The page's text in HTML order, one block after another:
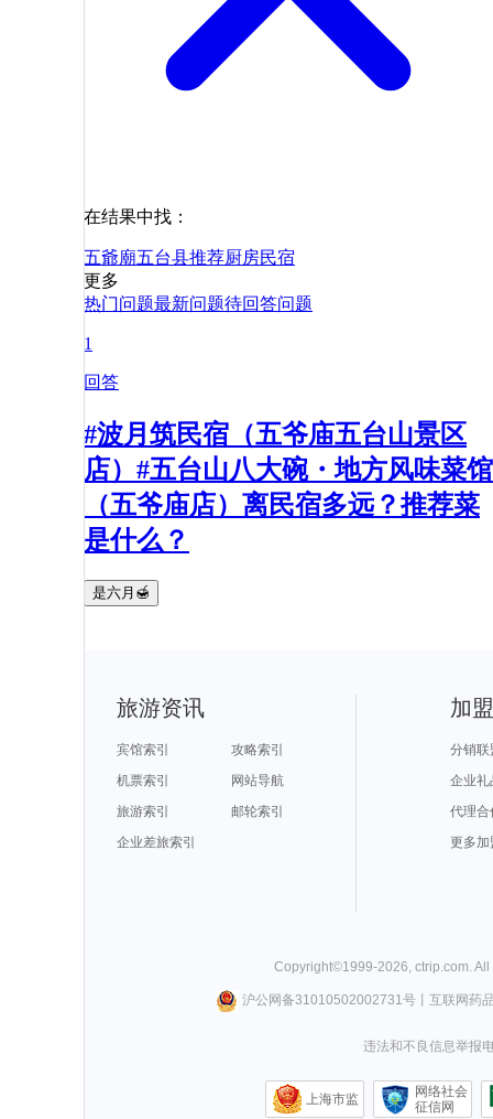
在结果中找：
五爺廟五台县推荐厨房民宿
更多
热门问题最新问题待回答问题
1
回答
#波月筑民宿（五爷庙五台山景区
店）#五台山八大碗・地方风味菜馆
（五爷庙店）离民宿多远？推荐菜
是什么？
是六月🍯
旅游资讯
宾馆索引
攻略索引
机票索引
网站导航
旅游索引
邮轮索引
企业差旅索引
加
分销联
企业礼
代理合
更多加
Copyright©1999-2026 ctrip.com .
沪公网备31010502002731号丨 互联网药
违法和不良信息举报
上海市监
网络社会
征信网